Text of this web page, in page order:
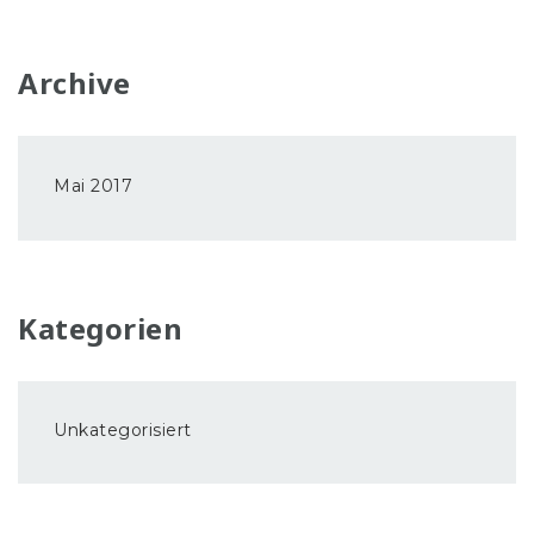
Archive
Mai 2017
Kategorien
Unkategorisiert